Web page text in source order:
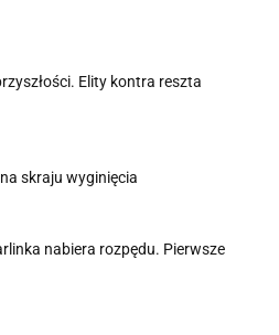
Elity kontra reszta
skraju wyginięcia
nabiera rozpędu. Pierwsze